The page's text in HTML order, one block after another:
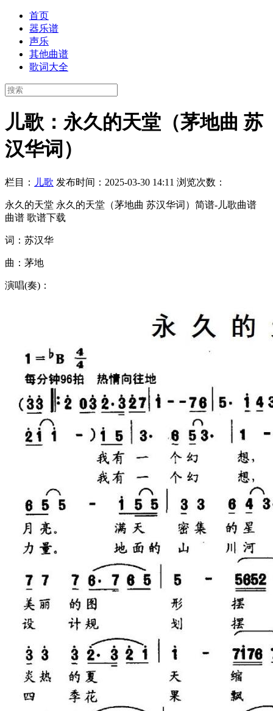
首页
器乐谱
声乐
其他曲谱
歌词大全
儿歌：永久的天堂（茅地曲 苏
汉华词）
栏目： 儿歌 发布时间：2025-03-30 14:11 浏览次数：
永久的天堂 永久的天堂（茅地曲 苏汉华词）简谱-儿歌曲谱
曲谱 歌谱下载
词：苏汉华
曲：茅地
演唱(奏)：